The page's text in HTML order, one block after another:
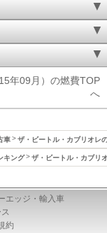
年09月）の燃費TOP
へ
車 ザ・ビートル・カブリオレ
キング ザ・ビートル・カブリ
エッジ・輸入車
約